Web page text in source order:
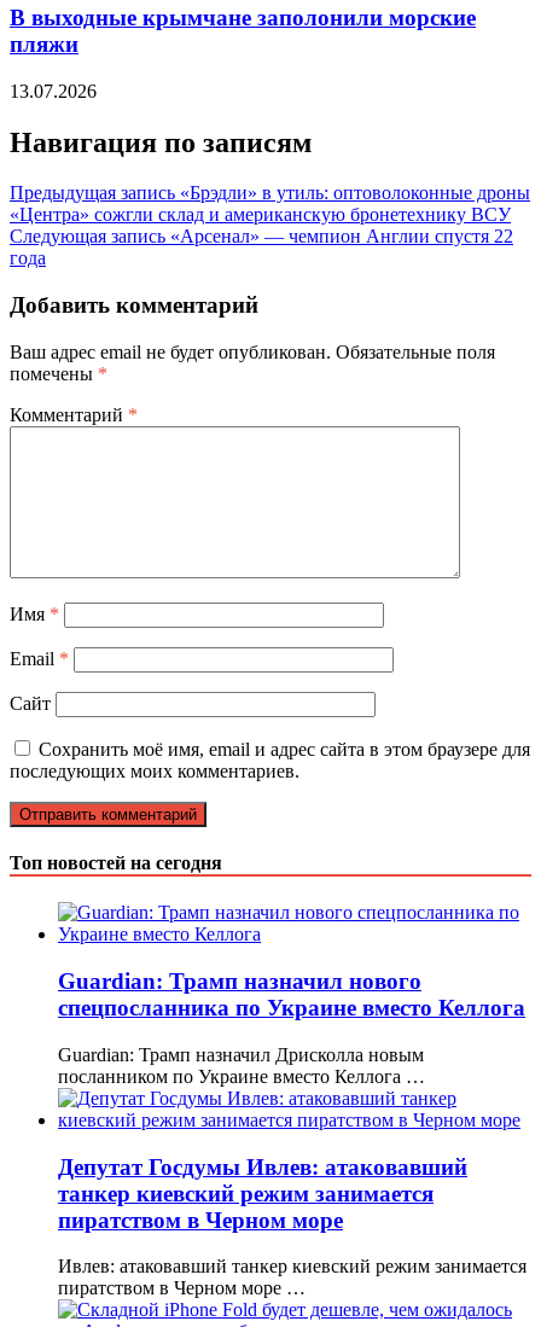
В выходные крымчане заполонили морские
пляжи
13.07.2026
Навигация по записям
Предыдущая запись «Брэдли» в утиль: оптоволоконные дроны
«Центра» сожгли склад и американскую бронетехнику ВСУ
Следующая запись «Арсенал» — чемпион Англии спустя 22
года
Добавить комментарий
Ваш адрес email не будет опубликован. Обязательные поля
помечены *
Комментарий *
Имя *
Email *
Сайт
Сохранить моё имя, email и адрес сайта в этом браузере для
последующих моих комментариев.
Топ новостей на сегодня
Guardian: Трамп назначил нового
спецпосланника по Украине вместо Келлога
Guardian: Трамп назначил Дрисколла новым
посланником по Украине вместо Келлога …
Депутат Госдумы Ивлев: атаковавший
танкер киевский режим занимается
пиратством в Черном море
Ивлев: атаковавший танкер киевский режим занимается
пиратством в Черном море …